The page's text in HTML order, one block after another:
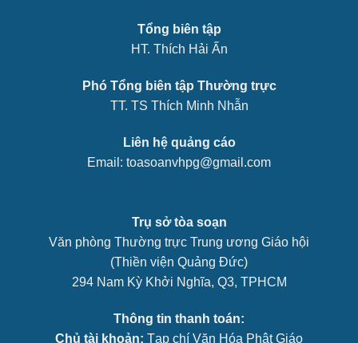
Tổng biên tập
HT. Thích Hải Ấn
Phó Tổng biên tập Thường trực
TT. TS Thích Minh Nhẫn
Liên hệ quảng cáo
Email: toasoanvhpg@gmail.com
Trụ sở tòa soạn
Văn phòng Thường trực Trung ương Giáo hội
(Thiền viện Quảng Đức)
294 Nam Kỳ Khởi Nghĩa, Q3, TPHCM
Thông tin thanh toán:
Chủ tài khoản: Tạp chí Văn Hóa Phật Giáo